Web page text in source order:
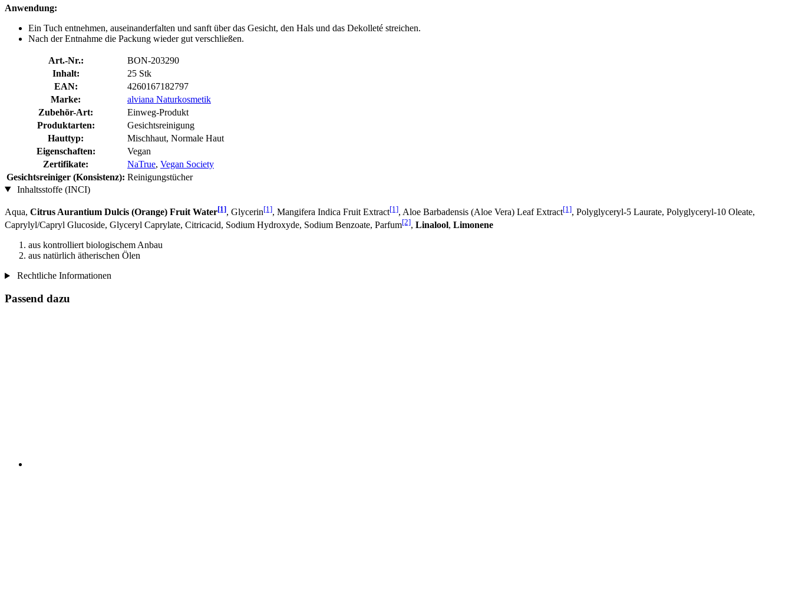
Anwendung:
Ein Tuch entnehmen, auseinanderfalten und sanft über das Gesicht, den Hals und das Dekolleté streichen.
Nach der Entnahme die Packung wieder gut verschließen.
Art.-Nr.:
BON-203290
Inhalt:
25 Stk
EAN:
4260167182797
Marke:
alviana Naturkosmetik
Zubehör-Art:
Einweg-Produkt
Produktarten:
Gesichtsreinigung
Hauttyp:
Mischhaut, Normale Haut
Eigenschaften:
Vegan
Zertifikate:
NaTrue, Vegan Society
Gesichtsreiniger (Konsistenz): Reinigungstücher
Inhaltsstoffe (INCI)
Aqua, Citrus Aurantium Dulcis (Orange) Fruit Water[1], Glycerin[1], Mangifera Indica Fruit Extract[1], Aloe Barbadensis (Aloe Vera) Leaf Extract[1], Polyglyceryl-5 Laurate, Polyglyceryl-10 Oleate,
Caprylyl/Capryl Glucoside, Glyceryl Caprylate, Citricacid, Sodium Hydroxyde, Sodium Benzoate, Parfum[2], Linalool, Limonene
aus kontrolliert biologischem Anbau
aus natürlich ätherischen Ölen
Rechtliche Informationen
Passend dazu